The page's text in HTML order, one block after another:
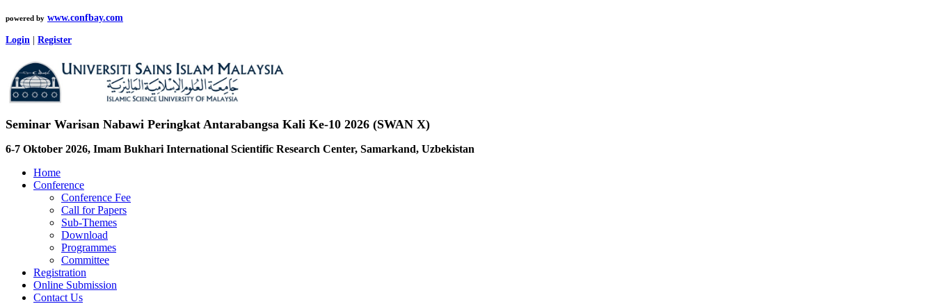
powered by www.confbay.com
Login Register
Seminar Warisan Nabawi Peringkat Antarabangsa Kali Ke-10 2026 (SWAN X)
6-7 Oktober 2026, Imam Bukhari International Scientific Research Center, Samarkand, Uzbekistan
Home
Conference
Conference Fee
Call for Papers
Sub-Themes
Download
Programmes
Committee
Registration
Online Submission
Contact Us